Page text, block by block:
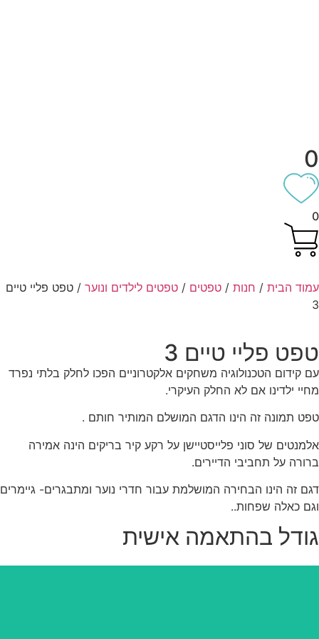
הבית/חנות/טפטים/טפטים לילדים ונוער/ טפט פליי טיים
פליי טיים 3
קידום הטכנולוגיה משחקים אלקטרוניים הפכו לחלק בלתי נפרד
ילדינו אם לא החלק העיקרי.
תמונה זה הינו הדגם המושלם המותיר חותם .
של סוני פלייסטיישן על רקע קיר בריקים הינה אמירה
על תחביבי הדיירים.
זה הינו הבחירה המושלמת עבור חדרי נוער ומתבגרים- גיימרים
כאלה שפחות..
בהתאמה אישית